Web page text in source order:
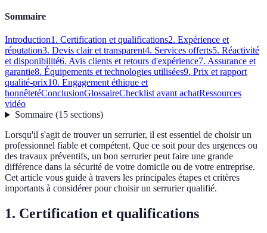
Sommaire
Introduction1. Certification et qualifications2. Expérience et
réputation3. Devis clair et transparent4. Services offerts5. Réactivité
et disponibilité6. Avis clients et retours d'expérience7. Assurance et
garantie8. Équipements et technologies utilisées9. Prix et rapport
qualité-prix10. Engagement éthique et
honnêtetéConclusionGlossaireChecklist avant achatRessources
vidéo
Sommaire(15 sections)
Lorsqu'il s'agit de trouver un serrurier, il est essentiel de choisir un
professionnel fiable et compétent. Que ce soit pour des urgences ou
des travaux préventifs, un bon serrurier peut faire une grande
différence dans la sécurité de votre domicile ou de votre entreprise.
Cet article vous guide à travers les principales étapes et critères
importants à considérer pour choisir un serrurier qualifié.
1. Certification et qualifications